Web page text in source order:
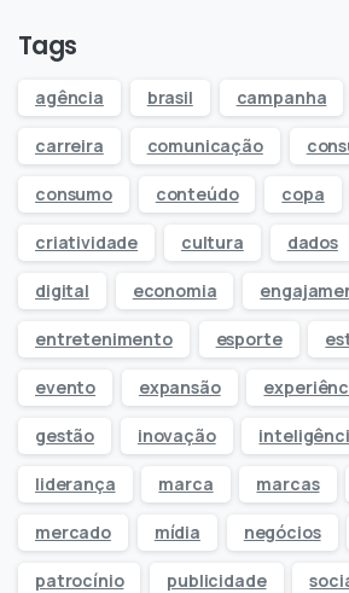
Tags
agência brasil campanha
carreira comunicação
consumo conteúdo copa
criatividade cultura dados
digital economia
entretenimento esporte
evento expansão
gestão inovação
liderança marca marcas
mercado mídia negócios
patrocínio publicidade